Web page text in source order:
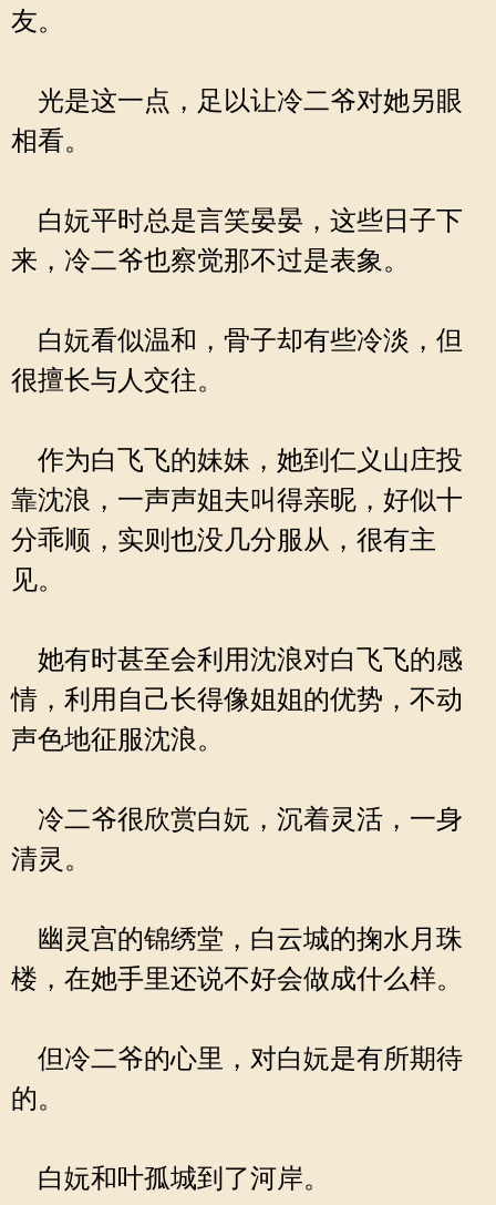
友。
光是这一点，足以让冷二爷对她另眼
相看。
白妧平时总是言笑晏晏，这些日子下
来，冷二爷也察觉那不过是表象。
白妧看似温和，骨子却有些冷淡，但
很擅长与人交往。
作为白飞飞的妹妹，她到仁义山庄投
靠沈浪，一声声姐夫叫得亲昵，好似十
分乖顺，实则也没几分服从，很有主
见。
她有时甚至会利用沈浪对白飞飞的感
情，利用自己长得像姐姐的优势，不动
声色地征服沈浪。
冷二爷很欣赏白妧，沉着灵活，一身
清灵。
幽灵宫的锦绣堂，白云城的掬水月珠
楼，在她手里还说不好会做成什么样。
但冷二爷的心里，对白妧是有所期待
的。
白妧和叶孤城到了河岸。